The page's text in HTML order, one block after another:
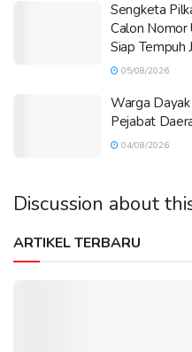
Sengketa
Calon Nomor
Siap Tempuh
05/08/2026
Warga
Pejabat
04/08/2026
Discussion about
ARTIKEL TERBARU